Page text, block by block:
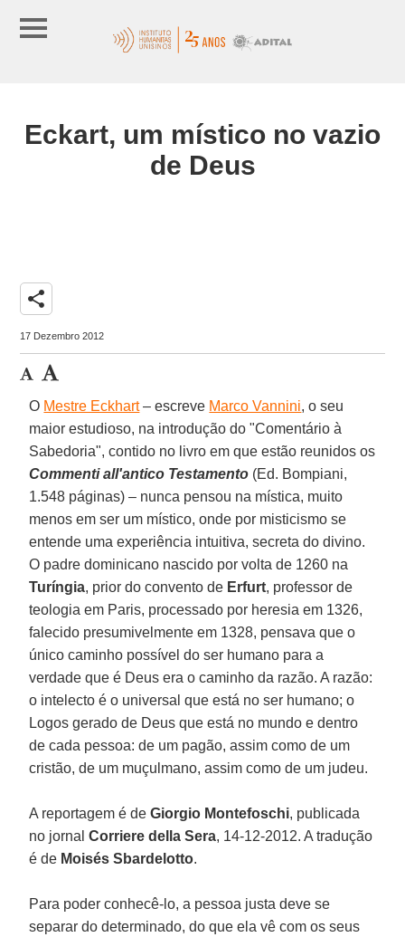
Eckart, um místico no vazio
de Deus
share
17 Dezembro 2012
O Mestre Eckhart– escreve Marco Vannini, o seu
maior estudioso, na introdução do "Comentário à
Sabedoria", contido no livro em que estão reunidos os
Commenti all'antico Testamento (Ed. Bompiani,
1.548 páginas) – nunca pensou na mística, muito
menos em ser um místico, onde por misticismo se
entende uma experiência intuitiva, secreta do divino.
O padre dominicano nascido por volta de 1260 na
Turíngia, prior do convento de Erfurt, professor de
teologia em Paris, processado por heresia em 1326,
falecido presumivelmente em 1328, pensava que o
único caminho possível do ser humano para a
verdade que é Deus era o caminho da razão. A razão:
o intelecto é o universal que está no ser humano; o
Logos gerado de Deus que está no mundo e dentro
de cada pessoa: de um pagão, assim como de um
cristão, de um muçulmano, assim como de um judeu.
A reportagem é deGiorgio Montefoschi, publicada
no jornalCorriere della Sera, 14-12-2012. A tradução
é de Moisés Sbardelotto.
Para poder conhecê-lo, a pessoa justa deve se
separar do determinado, do que ela vê com os seus